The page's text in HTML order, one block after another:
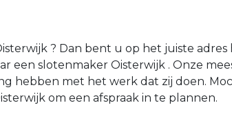
? Dan bent u op het juiste adres
een slotenmaker Oisterwijk . Onze
hebben met het werk dat zij doen.
om een afspraak in te plannen.